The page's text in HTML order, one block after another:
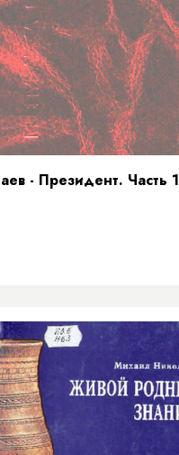
- Президент. Часть 1